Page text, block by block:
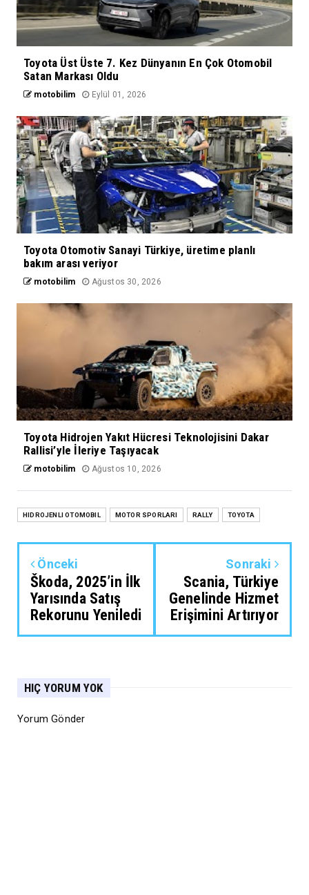
Toyota Üst Üste 7. Kez Dünyanın En Çok Otomobil
Satan Markası Oldu
motobilim Eylül 01, 2026
Toyota Otomotiv Sanayi Türkiye, üretime planlı
bakım arası veriyor
motobilim Ağustos 30, 2026
Toyota Hidrojen Yakıt Hücresi Teknolojisini Dakar
Rallisi’yle İleriye Taşıyacak
motobilim Ağustos 10, 2026
HIDROJENLI OTOMOBIL MOTOR SPORLARI RALLY TOYOTA
Önceki
Škoda, 2025’in İlk
Yarısında Satış
Rekorunu Yeniledi
Sonraki
Scania, Türkiye
Genelinde Hizmet
Erişimini Artırıyor
HIÇ YORUM YOK
Yorum Gönder